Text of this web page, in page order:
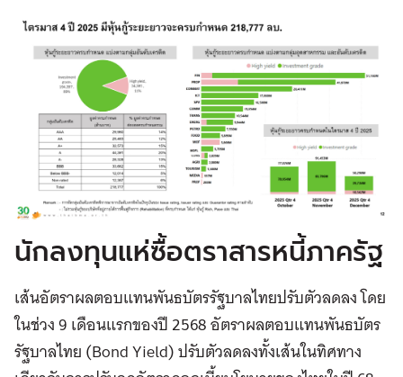
นักลงทุนแห่ซื้อตราสารหนี้ภาครัฐ
เส้นอัตราผลตอบแทนพันธบัตรรัฐบาลไทยปรับตัวลดลง โดย
ในช่วง 9 เดือนแรกของปี 2568 อัตราผลตอบแทนพันธบัตร
รัฐบาลไทย (Bond Yield) ปรับตัวลดลงทั้งเส้นในทิศทาง